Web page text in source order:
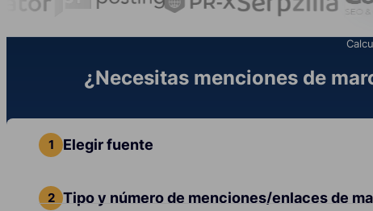
¿Necesitas menciones de
Elegir fuente
Tipo y número de menciones/enlaces de